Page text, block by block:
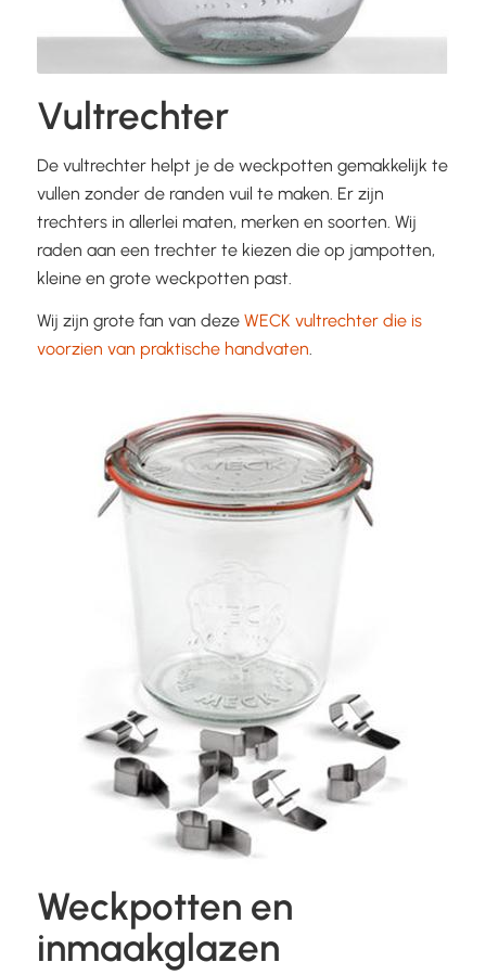
Vultrechter
De vultrechter helpt je de weckpotten gemakkelijk te
vullen zonder de randen vuil te maken. Er zijn
trechters in allerlei maten, merken en soorten. Wij
raden aan een trechter te kiezen die op jampotten,
kleine en grote weckpotten past.
Wij zijn grote fan van deze WECK vultrechter die is
voorzien van praktische handvaten.
Weckpotten en
inmaakglazen